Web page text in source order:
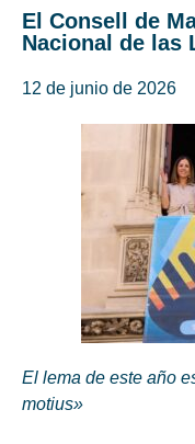
El Consell de
Nacional de las
12 de junio de 2026
El lema de este año
motius»